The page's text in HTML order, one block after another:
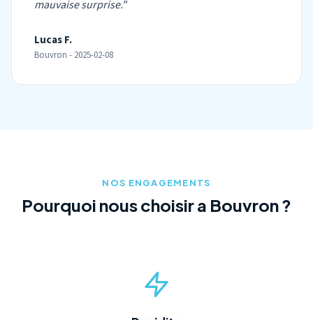
mauvaise surprise."
Lucas F.
Bouvron - 2025-02-08
NOS ENGAGEMENTS
Pourquoi nous choisir a Bouvron ?